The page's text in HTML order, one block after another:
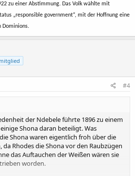
zu einer Abstimmung. Das Volk wählte mit
„responsible government“, mit der Hoffnung eine
Dominions.
#4
der Ndebele führte 1896 zu einem
Shona daran beteiligt. Was
Shona waren eigentlich froh über die
Rhodes die Shona vor den Raubzügen
das Auftauchen der Weißen wären sie
worden.